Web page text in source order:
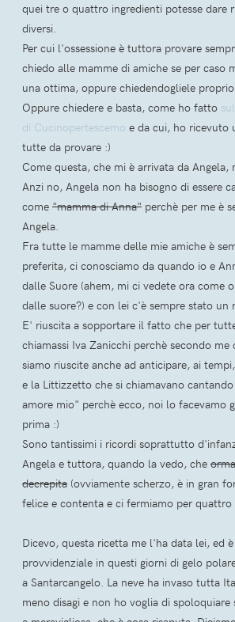
quei tre o quattro ingredienti potesse dare
diversi.
Per cui l'ossessione è tuttora provare
chiedo alle mamme di amiche se per caso
una ottima, oppure chiedendogliele
Oppure chiedere e basta, come ho fatto
di Cucinopertescemo e da cui, ho ricevuto
tutte da provare :)
Come questa, che mi è arrivata da Angela,
Anzi no, Angela non ha bisogno di essere
come "mamma di Anna" perchè per me è
Angela.
Fra tutte le mamme delle mie amiche è
preferita, ci conosciamo da quando io e
dalle Suore (ahem, mi ci vedete ora come
dalle suore?) e con lei c'è sempre stato un
E' riuscita a sopportare il fatto che per
chiamassi Iva Zanicchi perchè secondo me
siamo riuscite anche ad anticipare, ai
e la Littizzetto che si chiamavano
amore mio" perchè ecco, noi lo facevamo
prima :)
Sono tantissimi i ricordi soprattutto
Angela e tuttora, quando la vedo, che
decrepita (ovviamente scherzo, è in gran
felice e contenta e ci fermiamo per quattro
Dicevo, questa ricetta me l'ha data lei, ed
provvidenziale in questi giorni di gelo
a Santarcangelo. La neve ha invaso tutta
meno disagi e non ho voglia di